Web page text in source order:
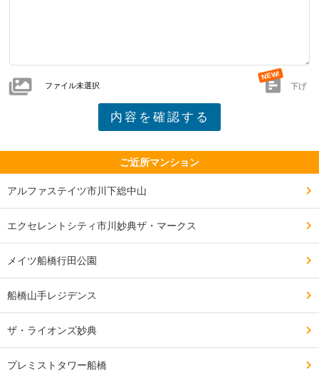
ファイル未選択 下げ
ご近所マンション
アルファステイツ市川下総中山
エクセレントシティ市川妙典ザ・マークス
メイツ船橋行田公園
船橋山手レジデンス
ザ・ライオンズ妙典
プレミストタワー船橋